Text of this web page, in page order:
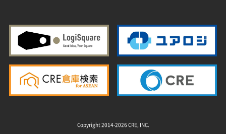
Copyright 2014-2026 CRE, INC.